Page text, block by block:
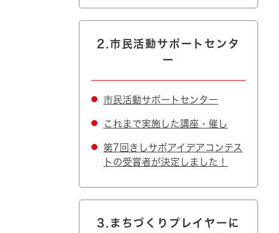
2.市民活動サポートセンタ
ー
市民活動サポートセンター
これまで実施した講座・催し
第7回きしサポアイデアコンテス
トの受賞者が決定しました！
3.まちづくりプレイヤーに